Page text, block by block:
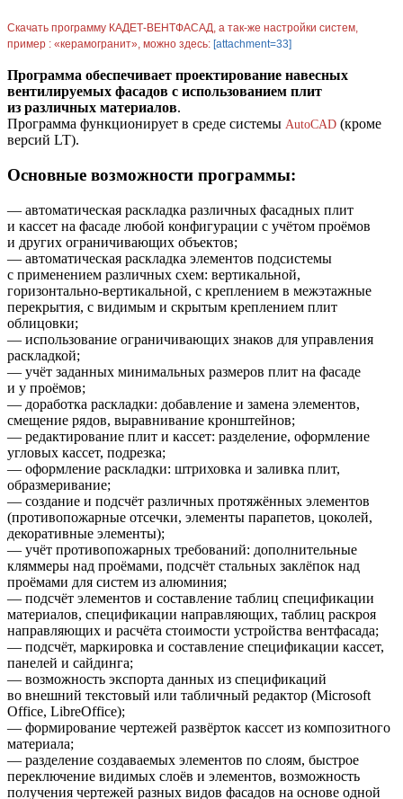
Скачать программу КАДЕТ-ВЕНТФАСАД, а так-же настройки систем,
пример : «керамогранит», можно здесь: [attachment=33]
Программа обеспечивает проектирование навесных
вентилируемых фасадов с использованием плит
из различных материалов.
Программа функционирует в среде системы AutoCAD (кроме
версий LT).
Основные возможности программы:
— автоматическая раскладка различных фасадных плит
и кассет на фасаде любой конфигурации с учётом проёмов
и других ограничивающих объектов;
— автоматическая раскладка элементов подсистемы
с применением различных схем: вертикальной,
горизонтально-вертикальной, с креплением в межэтажные
перекрытия, с видимым и скрытым креплением плит
облицовки;
— использование ограничивающих знаков для управления
раскладкой;
— учёт заданных минимальных размеров плит на фасаде
и у проёмов;
— доработка раскладки: добавление и замена элементов,
смещение рядов, выравнивание кронштейнов;
— редактирование плит и кассет: разделение, оформление
угловых кассет, подрезка;
— оформление раскладки: штриховка и заливка плит,
образмеривание;
— создание и подсчёт различных протяжённых элементов
(противопожарные отсечки, элементы парапетов, цоколей,
декоративные элементы);
— учёт противопожарных требований: дополнительные
кляммеры над проёмами, подсчёт стальных заклёпок над
проёмами для систем из алюминия;
— подсчёт элементов и составление таблиц спецификации
материалов, спецификации направляющих, таблиц раскроя
направляющих и расчёта стоимости устройства вентфасада;
— подсчёт, маркировка и составление спецификации кассет,
панелей и сайдинга;
— возможность экспорта данных из спецификаций
во внешний текстовый или табличный редактор (Microsoft
Office, LibreOffice);
— формирование чертежей развёрток кассет из композитного
материала;
— разделение создаваемых элементов по слоям, быстрое
переключение видимых слоёв и элементов, возможность
получения чертежей разных видов фасадов на основе одной